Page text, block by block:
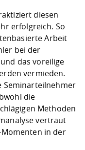
diesen
erfolgreich. So
Arbeit
bei der
das voreilige
vermieden.
Seminarteilnehmer
die
Methoden
vertraut
Momenten in der